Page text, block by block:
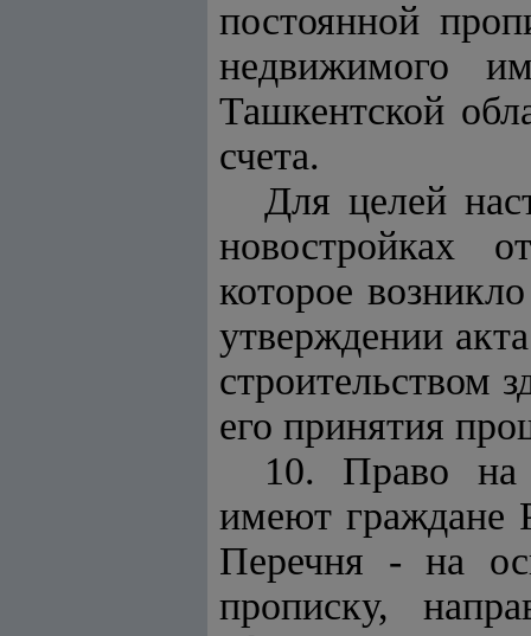
постоянной
недвижимого
Ташкентской
счета.
Для целей
новостройках
которое
утверждении
строительством
его принятия
10. Право на
имеют граждане
Перечня - на
прописку,